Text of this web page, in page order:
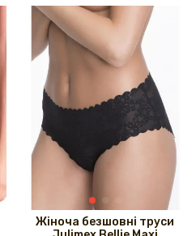
Жіноча безшовні труси